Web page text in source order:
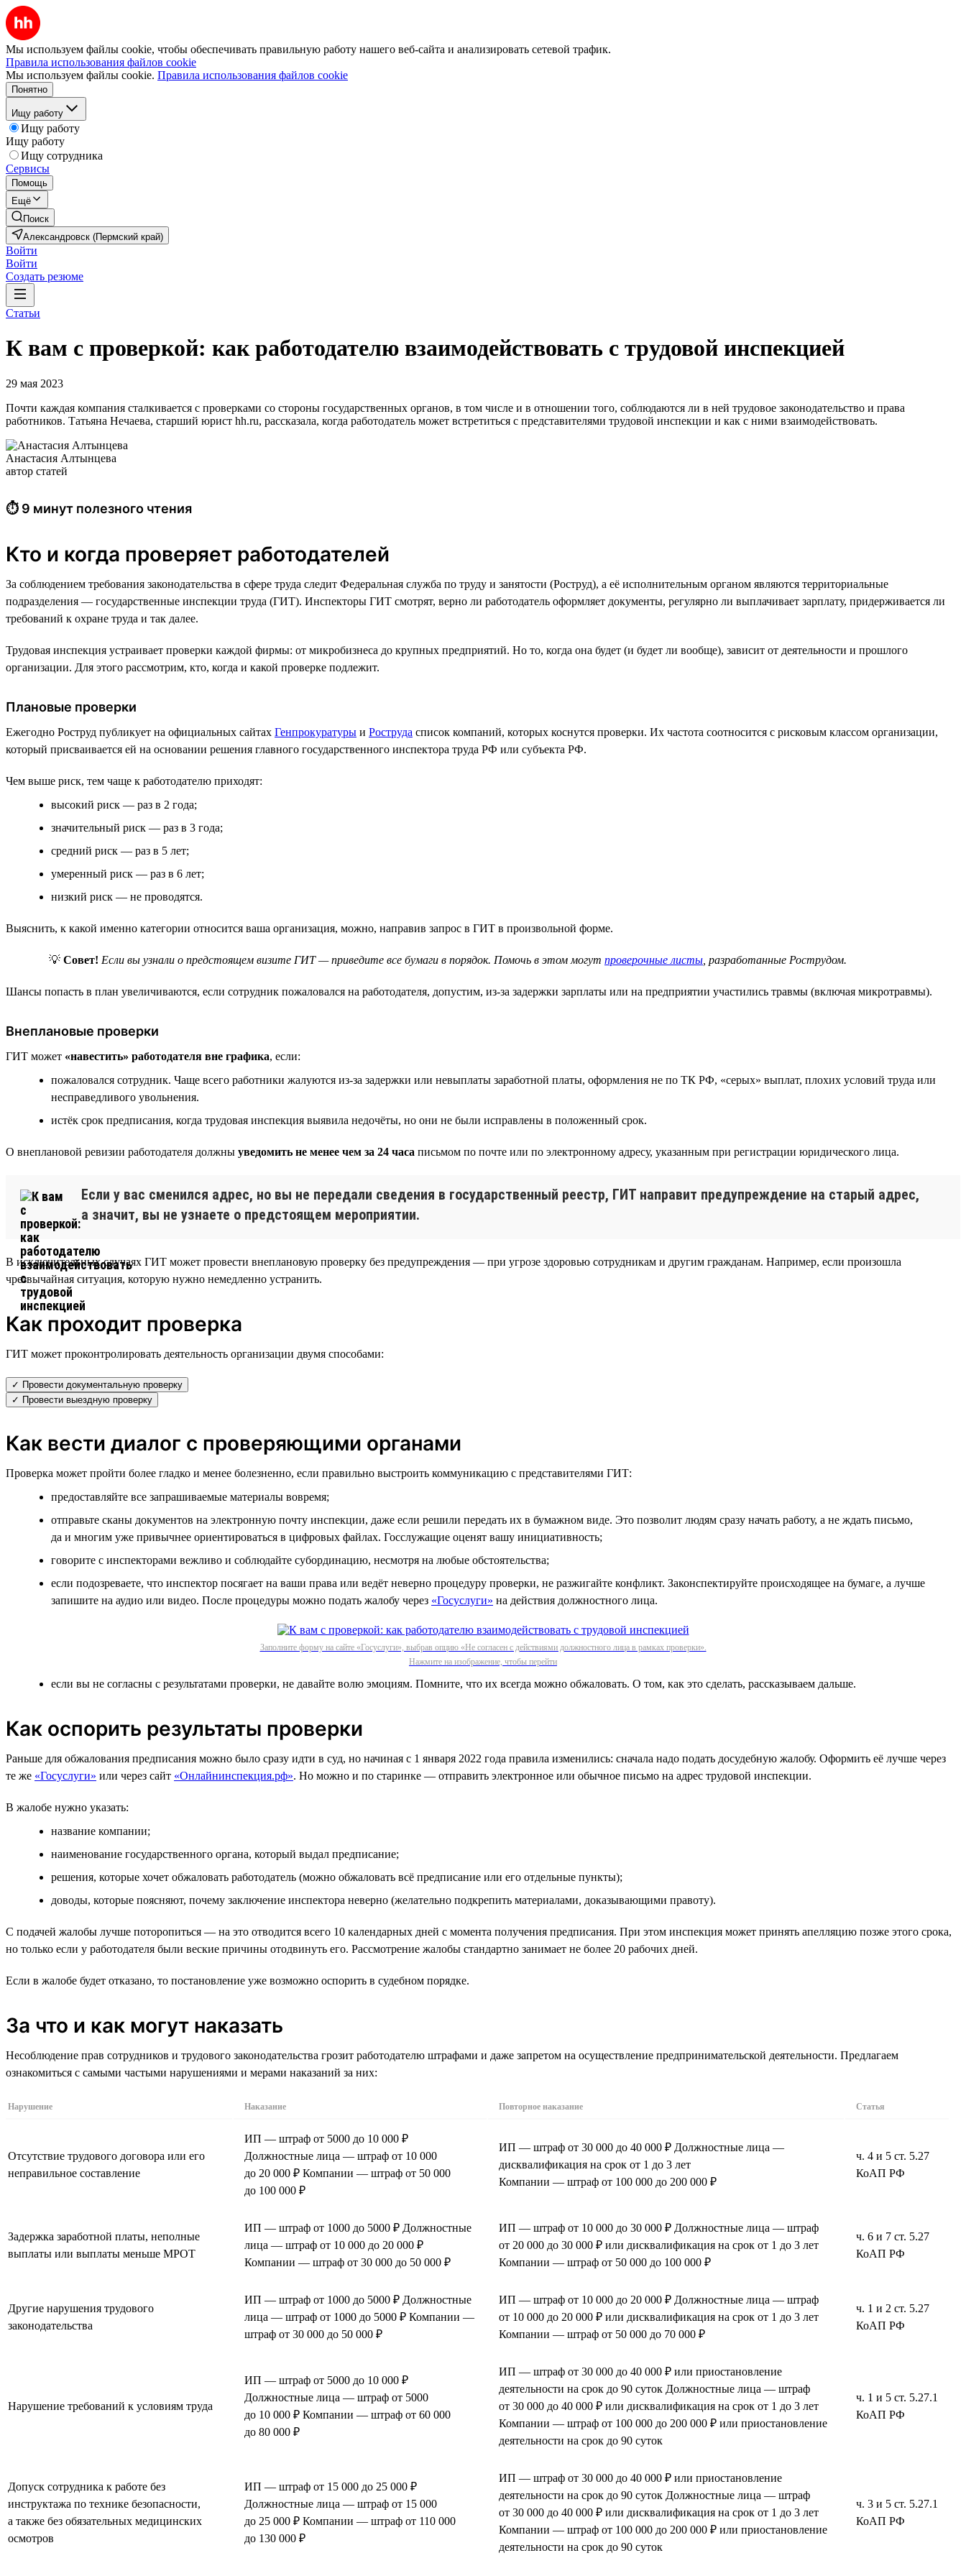
Мы используем файлы cookie, чтобы обеспечивать правильную работу нашего веб-сайта и анализировать сетевой трафик.
Правила использования файлов cookie
Мы используем файлы cookie. Правила использования файлов cookie
Понятно
Ищу работу
Ищу работу
Ищу работу
Ищу сотрудника
Сервисы
Помощь
Ещё
Поиск
Александровск (Пермский край)
Войти
Войти
Создать резюме
Статьи
К вам с проверкой: как работодателю взаимодействовать с трудовой инспекцией
29 мая 2023
Почти каждая компания сталкивается с проверками со стороны государственных органов, в том числе и в отношении того, соблюдаются ли в ней трудовое законодательство и права
работников. Татьяна Нечаева, старший юрист hh.ru, рассказала, когда работодатель может встретиться с представителями трудовой инспекции и как с ними взаимодействовать.
Анастасия Алтынцева
автор статей
⏱ 9 минут полезного чтения
Кто и когда проверяет работодателей
За соблюдением требования законодательства в сфере труда следит Федеральная служба по труду и занятости (Роструд), а её исполнительным органом являются территориальные
подразделения — государственные инспекции труда (ГИТ). Инспекторы ГИТ смотрят, верно ли работодатель оформляет документы, регулярно ли выплачивает зарплату, придерживается ли
требований к охране труда и так далее.
Трудовая инспекция устраивает проверки каждой фирмы: от микробизнеса до крупных предприятий. Но то, когда она будет (и будет ли вообще), зависит от деятельности и прошлого
организации. Для этого рассмотрим, кто, когда и какой проверке подлежит.
Плановые проверки
Ежегодно Роструд публикует на официальных сайтах Генпрокуратуры и Роструда список компаний, которых коснутся проверки. Их частота соотносится с рисковым классом организации,
который присваивается ей на основании решения главного государственного инспектора труда РФ или субъекта РФ.
Чем выше риск, тем чаще к работодателю приходят:
высокий риск — раз в 2 года;
значительный риск — раз в 3 года;
средний риск — раз в 5 лет;
умеренный риск — раз в 6 лет;
низкий риск — не проводятся.
Выяснить, к какой именно категории относится ваша организация, можно, направив запрос в ГИТ в произвольной форме.
💡 Совет! Если вы узнали о предстоящем визите ГИТ — приведите все бумаги в порядок. Помочь в этом могут проверочные листы , разработанные Рострудом.
Шансы попасть в план увеличиваются, если сотрудник пожаловался на работодателя, допустим, из-за задержки зарплаты или на предприятии участились травмы (включая микротравмы).
Внеплановые проверки
ГИТ может «навестить» работодателя вне графика, если:
пожаловался сотрудник. Чаще всего работники жалуются из-за задержки или невыплаты заработной платы, оформления не по ТК РФ, «серых» выплат, плохих условий труда или
несправедливого увольнения.
истёк срок предписания, когда трудовая инспекция выявила недочёты, но они не были исправлены в положенный срок.
О внеплановой ревизии работодателя должны уведомить не менее чем за 24 часа письмом по почте или по электронному адресу, указанным при регистрации юридического лица.
Если у вас сменился адрес, но вы не передали сведения в государственный реестр, ГИТ направит предупреждение на старый адрес,
а значит, вы не узнаете о предстоящем мероприятии.
В исключительных случаях ГИТ может провести внеплановую проверку без предупреждения — при угрозе здоровью сотрудникам и другим гражданам. Например, если произошла
чрезвычайная ситуация, которую нужно немедленно устранить.
Как проходит проверка
ГИТ может проконтролировать деятельность организации двумя способами:
✓ Провести документальную проверку
✓ Провести выездную проверку
Как вести диалог с проверяющими органами
Проверка может пройти более гладко и менее болезненно, если правильно выстроить коммуникацию с представителями ГИТ:
предоставляйте все запрашиваемые материалы вовремя;
отправьте сканы документов на электронную почту инспекции, даже если решили передать их в бумажном виде. Это позволит людям сразу начать работу, а не ждать письмо,
да и многим уже привычнее ориентироваться в цифровых файлах. Госслужащие оценят вашу инициативность;
говорите с инспекторами вежливо и соблюдайте субординацию, несмотря на любые обстоятельства;
если подозреваете, что инспектор посягает на ваши права или ведёт неверно процедуру проверки, не разжигайте конфликт. Законспектируйте происходящее на бумаге, а лучше
запишите на аудио или видео. После процедуры можно подать жалобу через «Госуслуги» на действия должностного лица.
Заполните форму на сайте «Госуслуги», выбрав опцию «Не согласен с действиями должностного лица в рамках проверки».
Нажмите на изображение, чтобы перейти
если вы не согласны с результатами проверки, не давайте волю эмоциям. Помните, что их всегда можно обжаловать. О том, как это сделать, рассказываем дальше.
Как оспорить результаты проверки
Раньше для обжалования предписания можно было сразу идти в суд, но начиная с 1 января 2022 года правила изменились: сначала надо подать досудебную жалобу. Оформить её лучше через
те же «Госуслуги» или через сайт «Онлайнинспекция.рф». Но можно и по старинке — отправить электронное или обычное письмо на адрес трудовой инспекции.
В жалобе нужно указать:
название компании;
наименование государственного органа, который выдал предписание;
решения, которые хочет обжаловать работодатель (можно обжаловать всё предписание или его отдельные пункты);
доводы, которые поясняют, почему заключение инспектора неверно (желательно подкрепить материалами, доказывающими правоту).
С подачей жалобы лучше поторопиться — на это отводится всего 10 календарных дней с момента получения предписания. При этом инспекция может принять апелляцию позже этого срока,
но только если у работодателя были веские причины отодвинуть его. Рассмотрение жалобы стандартно занимает не более 20 рабочих дней.
Если в жалобе будет отказано, то постановление уже возможно оспорить в судебном порядке.
За что и как могут наказать
Несоблюдение прав сотрудников и трудового законодательства грозит работодателю штрафами и даже запретом на осуществление предпринимательской деятельности. Предлагаем
ознакомиться с самыми частыми нарушениями и мерами наказаний за них:
Нарушение Наказание Повторное наказание Статья
Отсутствие трудового договора или его
неправильное составление
ИП — штраф от 5000 до 10 000 ₽
Должностные лица — штраф от 10 000
до 20 000 ₽ Компании — штраф от 50 000
до 100 000 ₽
ИП — штраф от 30 000 до 40 000 ₽ Должностные лица —
дисквалификация на срок от 1 до 3 лет
Компании — штраф от 100 000 до 200 000 ₽
ч. 4 и 5 ст. 5.27
КоАП РФ
Задержка заработной платы, неполные
выплаты или выплаты меньше МРОТ
ИП — штраф от 1000 до 5000 ₽ Должностные
лица — штраф от 10 000 до 20 000 ₽
Компании — штраф от 30 000 до 50 000 ₽
ИП — штраф от 10 000 до 30 000 ₽ Должностные лица — штраф
от 20 000 до 30 000 ₽ или дисквалификация на срок от 1 до 3 лет
Компании — штраф от 50 000 до 100 000 ₽
ч. 6 и 7 ст. 5.27
КоАП РФ
Другие нарушения трудового
законодательства
ИП — штраф от 1000 до 5000 ₽ Должностные
лица — штраф от 1000 до 5000 ₽ Компании —
штраф от 30 000 до 50 000 ₽
ИП — штраф от 10 000 до 20 000 ₽ Должностные лица — штраф
от 10 000 до 20 000 ₽ или дисквалификация на срок от 1 до 3 лет
Компании — штраф от 50 000 до 70 000 ₽
ч. 1 и 2 ст. 5.27
КоАП РФ
Нарушение требований к условиям труда
ИП — штраф от 5000 до 10 000 ₽
Должностные лица — штраф от 5000
до 10 000 ₽ Компании — штраф от 60 000
до 80 000 ₽
ИП — штраф от 30 000 до 40 000 ₽ или приостановление
деятельности на срок до 90 суток Должностные лица — штраф
от 30 000 до 40 000 ₽ или дисквалификация на срок от 1 до 3 лет
Компании — штраф от 100 000 до 200 000 ₽ или приостановление
деятельности на срок до 90 суток
ч. 1 и 5 ст. 5.27.1
КоАП РФ
Допуск сотрудника к работе без
инструктажа по технике безопасности,
а также без обязательных медицинских
осмотров
ИП — штраф от 15 000 до 25 000 ₽
Должностные лица — штраф от 15 000
до 25 000 ₽ Компании — штраф от 110 000
до 130 000 ₽
ИП — штраф от 30 000 до 40 000 ₽ или приостановление
деятельности на срок до 90 суток Должностные лица — штраф
от 30 000 до 40 000 ₽ или дисквалификация на срок от 1 до 3 лет
Компании — штраф от 100 000 до 200 000 ₽ или приостановление
деятельности на срок до 90 суток
ч. 3 и 5 ст. 5.27.1
КоАП РФ